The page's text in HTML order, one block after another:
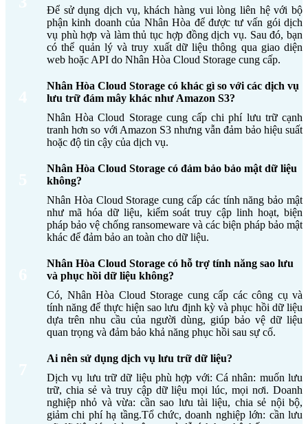
năng mở
Giới hạn – phải
nâng cấp phần
cứng khi cần
thêm dung
lượng.
Linh hoạt – có thể mở
rộng gần như vô hạn
chỉ với vài thao tác.
Truy cập
Chỉ trong mạng
nội bộ hoặc khi
kết nối trực tiếp.
Truy cập mọi lúc, mọi
nơi qua Internet, hỗ trợ
đa thiết bị.
Phụ thuộc vào
hệ thống và
năng lực IT nội
bộ.
Được bảo vệ bằng các
lớp mã hóa, xác thực
và tiêu chuẩn bảo mật
Sao lưu
& phục
Thường thủ
công, mất thời
gian và tốn
dung lượng.
Tự động sao lưu, phục
hồi nhanh, giảm nguy
cơ mất mát dữ liệu.
Quản lý
& bảo trì
Doanh nghiệp tự
chịu trách nhiệm
vận hành và bảo
trì.
Nhà cung cấp dịch vụ
chịu trách nhiệm hạ
tầng và hỗ trợ kỹ thuật.
Tính sẵn
(Uptime)
Dễ bị gián đoạn
do sự cố phần
cứng hoặc mất
điện.
Đảm bảo uptime cao
(99,9% hoặc hơn), nhờ
hệ thống máy chủ
phân tán toàn cầu.
năng
chia sẻ
Giới hạn, phải
thao tác thủ
công hoặc qua
Dễ dàng chia sẻ qua
liên kết, cấp quyền truy
Để sử dụng dịch vụ, khách hàng vui lòng liên hệ với bộ
phận kinh doanh của Nhân Hòa để được tư vấn gói dịch
vụ phù hợp và làm thủ tục hợp đồng dịch vụ. Sau đó, bạn
có thể quản lý và truy xuất dữ liệu thông qua giao diện
web hoặc API do Nhân Hòa Cloud Storage cung cấp.
Nhân Hòa Cloud Storage có khác gì so với các dịch vụ
lưu trữ đám mây khác như Amazon S3?
Nhân Hòa Cloud Storage cung cấp chi phí lưu trữ cạnh
tranh hơn so với Amazon S3 nhưng vẫn đảm bảo hiệu suất
hoặc độ tin cậy của dịch vụ.
Nhân Hòa Cloud Storage có đảm bảo bảo mật dữ liệu
không?
Nhân Hòa Cloud Storage cung cấp các tính năng bảo mật
như mã hóa dữ liệu, kiểm soát truy cập linh hoạt, biện
pháp bảo vệ chống ransomeware và các biện pháp bảo mật
khác để đảm bảo an toàn cho dữ liệu.
Nhân Hòa Cloud Storage có hỗ trợ tính năng sao lưu
và phục hồi dữ liệu không?
Có, Nhân Hòa Cloud Storage cung cấp các công cụ và
tính năng để thực hiện sao lưu định kỳ và phục hồi dữ liệu
dựa trên nhu cầu của người dùng, giúp bảo vệ dữ liệu
quan trọng và đảm bảo khả năng phục hồi sau sự cố.
Ai nên sử dụng dịch vụ lưu trữ dữ liệu?
Dịch vụ lưu trữ dữ liệu phù hợp với: Cá nhân: muốn lưu
trữ, chia sẻ và truy cập dữ liệu mọi lúc, mọi nơi. Doanh
nghiệp nhỏ và vừa: cần sao lưu tài liệu, chia sẻ nội bộ,
giảm chi phí hạ tầng.Tổ chức, doanh nghiệp lớn: cần lưu